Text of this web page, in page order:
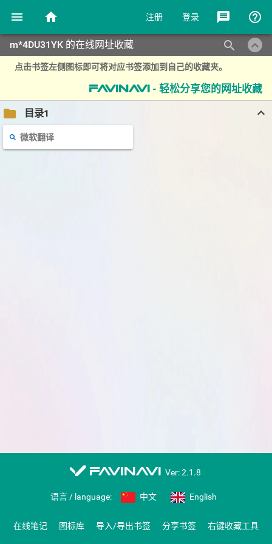
menu home 注册 登录 message help_outline
m*4DU31YK 的在线网址收藏 keyboard_arrow_up
search
点击书签左侧图标即可将对应书签添加到自己的收藏夹。
favinavi - 轻松分享您的网址收藏
folder 目录1 keyboard_arrow_up
微软翻译
favinavi Ver: 2.1.8
语言 / language: 中文 English
在线笔记 图标库 导入/导出书签 分享书签 右键收藏工具